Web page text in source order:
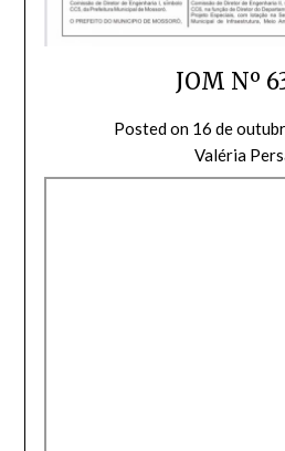
JOM Nº
Posted on 16 de
Valéria